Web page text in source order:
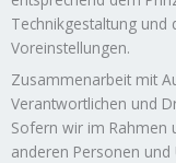
Technikgestaltung und
Voreinstellungen.
Zusammenarbeit mit
Verantwortlichen und
Sofern wir im Rahmen
anderen Personen